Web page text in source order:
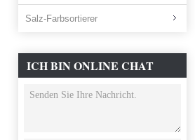
Salz-Farbsortierer
ICH BIN ONLINE CHAT
JETZT